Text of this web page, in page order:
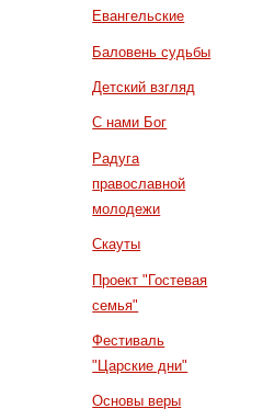
Евангельские
Баловень судьбы
Детский взгляд
С нами Бог
Радуга
православной
молодежи
Скауты
Проект "Гостевая
семья"
Фестиваль
"Царские дни"
Основы веры